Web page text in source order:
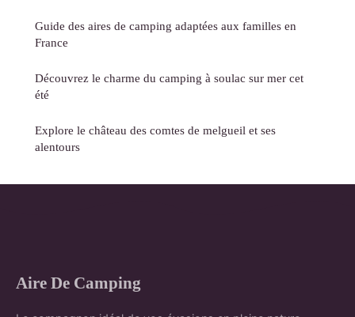
Guide des aires de camping adaptées aux familles en
France
Découvrez le charme du camping à soulac sur mer cet
été
Explore le château des comtes de melgueil et ses
alentours
Aire De Camping